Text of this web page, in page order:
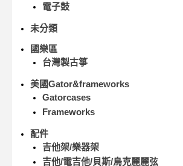
電子鼓
未分類
國樂區
台灣製古箏
美國Gator&frameworks
Gatorcases
Frameworks
配件
吉他架/樂器架
吉他/電吉他/貝斯/烏克麗麗弦